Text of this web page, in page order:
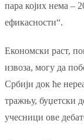
пара којих нема –
ефикасности“.
Економски раст,
извоза, могу да
Србији док ће
тражњу, буџетски
учесници ове